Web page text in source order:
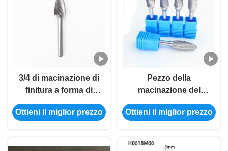
3/4 di macinazione di
finitura a forma di
stridente di alta
precisione dell'ufficio
Ottieni il miglior prezzo
Pezzo della
macinazione del
carburo di tungsteno
della sbavatura del
rendimento elevato
Ottieni il miglior prezzo